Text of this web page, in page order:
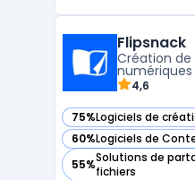
les informations
interface intuitive et
Flipsnack
Création
numériques
4,6
75%Logiciels de
— voir Flipsnack dans
60%Logiciels de
— voir Flipsnack dans
55%Solutions de
fichiers
— voir Flipsnack dans